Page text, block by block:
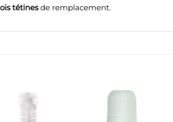
tétinesde remplacement.